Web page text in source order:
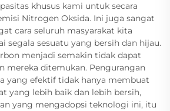
khusus kami untuk secara
Nitrogen Oksida. Ini juga sangat
cara seluruh masyarakat kita
segala sesuatu yang bersih dan hijau.
menjadi semakin tidak dapat
mereka ditemukan. Pengurangan
yang efektif tidak hanya membuat
yang lebih baik dan lebih bersih,
yang mengadopsi teknologi ini, itu